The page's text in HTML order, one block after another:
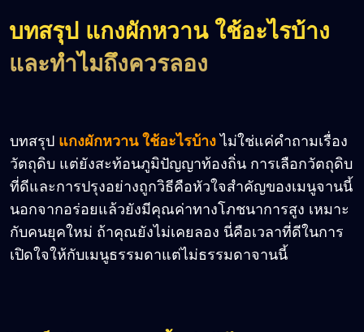
บทสรุป แกงผักหวาน ใช้อะไรบ้าง
และทำไมถึงควรลอง
บทสรุป แกงผักหวาน ใช้อะไรบ้าง ไม่ใช่แค่คำถามเรื่อง
วัตถุดิบ แต่ยังสะท้อนภูมิปัญญาท้องถิ่น การเลือกวัตถุดิบ
ที่ดีและการปรุงอย่างถูกวิธีคือหัวใจสำคัญของเมนูจานนี้
นอกจากอร่อยแล้วยังมีคุณค่าทางโภชนาการสูง เหมาะ
กับคนยุคใหม่ ถ้าคุณยังไม่เคยลอง นี่คือเวลาที่ดีในการ
เปิดใจให้กับเมนูธรรมดาแต่ไม่ธรรมดาจานนี้